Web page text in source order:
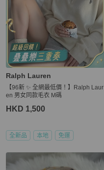
Ralph Lauren
【96新 ✨ 全網最低價！】Ralph Laur
en 男女同款毛衣 M碼
HKD 1,500
全新品 本地 免運